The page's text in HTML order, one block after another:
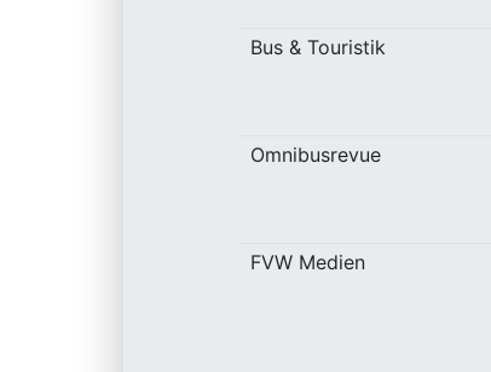
Bus & Touristik
Omnibusrevue
FVW Medien